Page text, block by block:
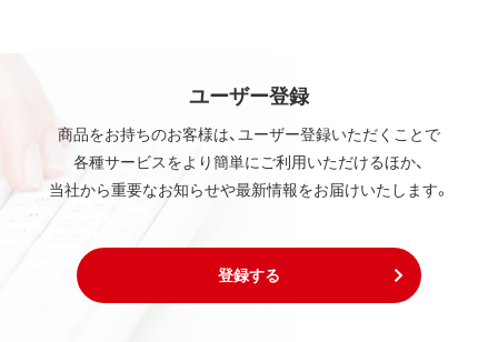
ユーザー登録
商品をお持ちのお客様は、ユーザー登録いただくことで
各種サービスをより簡単にご利用いただけるほか、
当社から重要なお知らせや最新情報をお届けいたします。
登録する